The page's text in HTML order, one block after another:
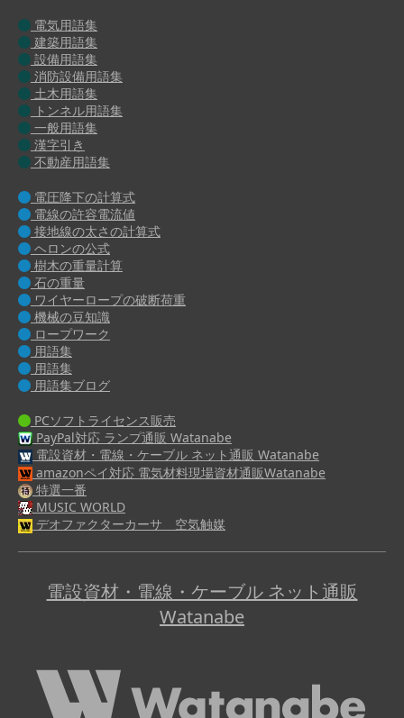
電気用語集
建築用語集
設備用語集
消防設備用語集
土木用語集
トンネル用語集
一般用語集
漢字引き
不動産用語集
電圧降下の計算式
電線の許容電流値
接地線の太さの計算式
ヘロンの公式
樹木の重量計算
石の重量
ワイヤーロープの破断荷重
機械の豆知識
ロープワーク
用語集
用語集
用語集ブログ
PCソフトライセンス販売
PayPal対応 ランプ通販 Watanabe
電設資材・電線・ケーブル ネット通販 Watanabe
amazonペイ対応 電気材料現場資材通販Watanabe
特選一番
MUSIC WORLD
デオファクターカーサ 空気触媒
電設資材・電線・ケーブル ネット通販
Watanabe